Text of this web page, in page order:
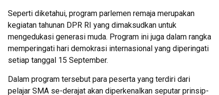
Seperti diketahui, program parlemen remaja merupakan
kegiatan tahunan DPR RI yang dimaksudkan untuk
mengedukasi generasi muda. Program ini juga dalam rangka
memperingati hari demokrasi internasional yang diperingati
setiap tanggal 15 September.
Dalam program tersebut para peserta yang terdiri dari
pelajar SMA se-derajat akan diperkenalkan seputar prinsip-